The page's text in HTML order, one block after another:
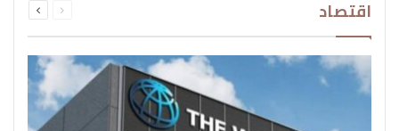
اقتصاد الصفحةالصفحة